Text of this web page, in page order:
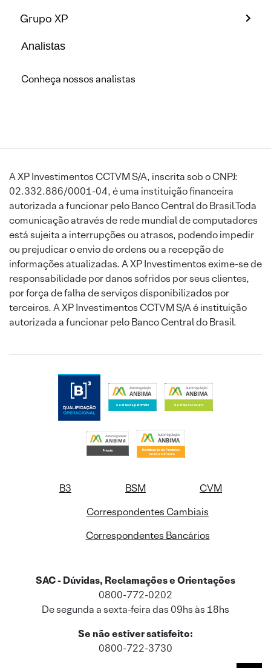
Grupo XP
Analistas
Conheça nossos analistas
A XP Investimentos CCTVM S/A, inscrita sob o CNPJ:
02.332.886/0001-04, é uma instituição financeira
autorizada a funcionar pelo Banco Central do Brasil.Toda
comunicação através de rede mundial de computadores
está sujeita a interrupções ou atrasos, podendo impedir
ou prejudicar o envio de ordens ou a recepção de
informações atualizadas. A XP Investimentos exime-se de
responsabilidade por danos sofridos por seus clientes,
por força de falha de serviços disponibilizados por
terceiros. A XP Investimentos CCTVM S/A é instituição
autorizada a funcionar pelo Banco Central do Brasil.
B3 BSM
CVM
Correspondentes Cambiais
Correspondentes Bancários
SAC - Dúvidas, Reclamações e Orientações
0800-772-0202
De segunda a sexta-feira das 09hs às 18hs
Se não estiver satisfeito:
0800-722-3730